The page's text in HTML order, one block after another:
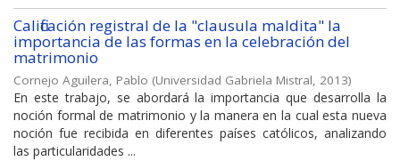
Calificación registral de la "clausula maldita" la
importancia de las formas en la celebración del
matrimonio
Cornejo Aguilera, Pablo (Universidad Gabriela Mistral, 2013)
En este trabajo, se abordará la importancia que desarrolla la
noción formal de matrimonio y la manera en la cual esta nueva
noción fue recibida en diferentes países católicos, analizando
las particularidades ...